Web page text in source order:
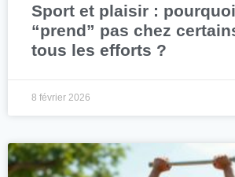
Sport et plaisir :
“prend” pas chez
tous les efforts ?
8 février 2026